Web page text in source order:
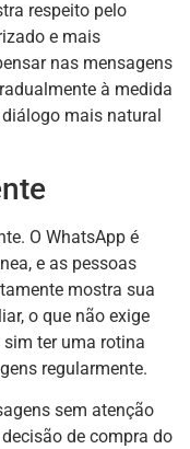
respeito pelo
e mais
nas mensagens
à medida
mais natural
O WhatsApp é
e as pessoas
mostra sua
o que não exige
ter uma rotina
regularmente.
sem atenção
de compra do